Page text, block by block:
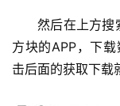
然后在上方搜
方块的APP，下
击后面的获取下载